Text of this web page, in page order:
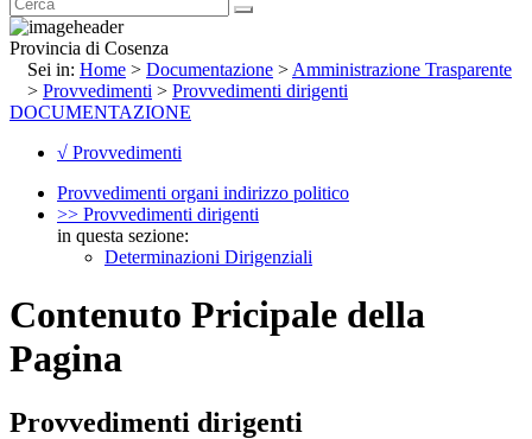
Provincia di Cosenza
Sei in: Home > Documentazione > Amministrazione Trasparente
> Provvedimenti > Provvedimenti dirigenti
DOCUMENTAZIONE
√ Provvedimenti
Provvedimenti organi indirizzo politico
>> Provvedimenti dirigenti
in questa sezione:
Determinazioni Dirigenziali
Contenuto Pricipale della
Pagina
Provvedimenti dirigenti